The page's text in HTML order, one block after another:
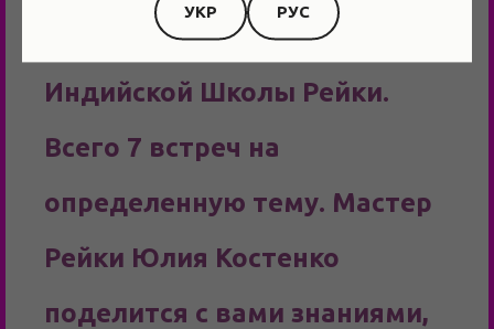
Мастеров и Учителей
Индийской Школы Рейки.
Всего 7 встреч на
определенную тему. Мастер
Рейки Юлия Костенко
поделится с вами знаниями,
УКР РУС